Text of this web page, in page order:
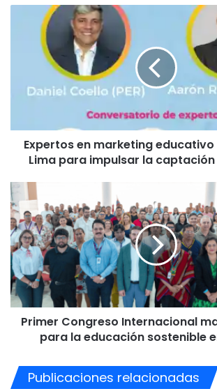
Expertos
marketing
educativo
reúnen
para
impulsar
de
alumnos
Expertos en marketing educativo
Lima para impulsar la
Primer
Congreso
Internacional
marca
el
rumbo
para
la
educación
sostenible
Primer Congreso Internacional
para la educación sostenible
Publicaciones relacionadas